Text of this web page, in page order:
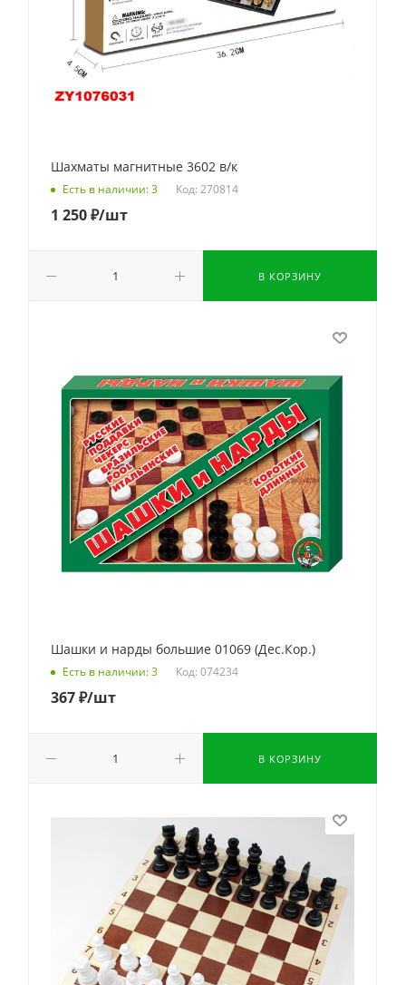
Шахматы магнитные 3602 в/к
Есть в наличии: 3 Код: 270814
1 250₽/шт
В КОРЗИНУ
Шашки и нарды большие 01069 (Дес.Кор.)
Есть в наличии: 3 Код: 074234
367₽/шт
В КОРЗИНУ